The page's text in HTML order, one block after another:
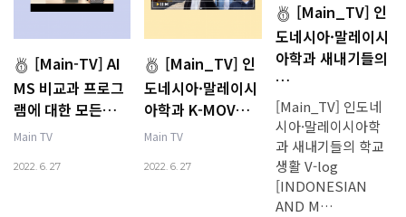
[Main-TV] AI
MS 비교과 프로그
램에 대한 모든…
Main TV
2022. 6. 27
[Main_TV] 인
도네시아·말레이시
아학과 K-MOV…
Main TV
2022. 6. 27
[Main_TV] 인
도네시아·말레이시
아학과 새내기들의
…
[Main_TV] 인도네
시아·말레이시아학
과 새내기들의 학교
생활 V-log
[INDONESIAN
AND M…